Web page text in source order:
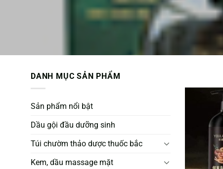
DANH MỤC SẢN PHẨM
Sản phẩm nổi bật
Dầu gội đầu dưỡng sinh
Túi chườm thảo dược thuốc bắc
Kem, dầu massage mặt